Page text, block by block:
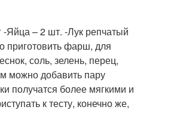
-Яйца – 2 шт. -Лук репчатый
приготовить фарш, для
соль, зелень, перец,
можно добавить пару
получатся более мягкими и
к тесту, конечно же,